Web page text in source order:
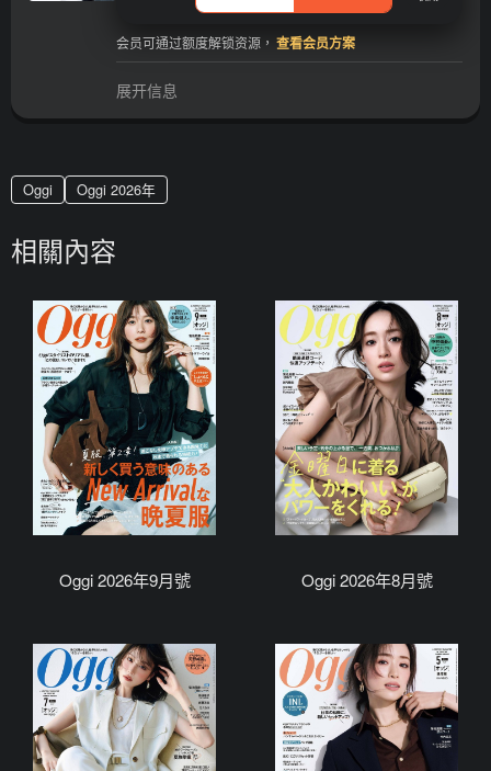
会员可通过额度解锁资源， 查看会员方案
展开信息
Oggi Oggi 2026年
相關內容
Oggi 2026年9月號 Oggi 2026年8月號